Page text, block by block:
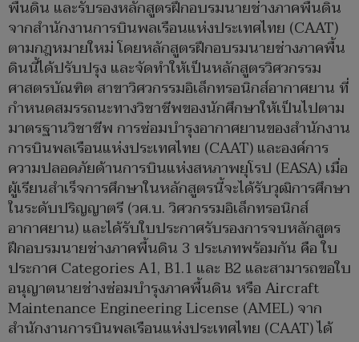
พื้นดิน และรับรองหลักสูตรฝึกอบรมนายช่างภาคพื้นดิน
จากสำนักงานการบินพลเรือนแห่งประเทศไทย (CAAT)
ตามกฎหมายใหม่ โดยหลักสูตรฝึกอบรมนายช่างภาคพื้น
ดินนี้ได้ปรับปรุง และจัดทำให้เป็นหลักสูตรวิศวกรรม
ศาสตรบัณฑิต สาขาวิศวกรรมอิเล็กทรอนิกส์อากาศยาน ที่
กำหนดสมรรถนะทางวิชาชีพของนักศึกษาให้เป็นไปตาม
มาตรฐานวิชาชีพ การซ่อมบำรุงอากาศยานของสำนักงาน
การบินพลเรือนแห่งประเทศไทย (CAAT) และองค์การ
ความปลอดภัยด้านการบินแห่งสหภาพยุโรป (EASA) เมื่อ
ผู้เรียนสำเร็จการศึกษาในหลักสูตรนี้จะได้รับวุฒิการศึกษา
ในระดับปริญญาตรี (วศ.บ. วิศวกรรมอิเล็กทรอนิกส์
อากาศยาน) และได้รับใบประกาศรับรองการจบหลักสูตร
ฝึกอบรมนายช่างภาคพื้นดิน 3 ประเภทพร้อมกัน คือ ใบ
ประกาศ Categories A1, B1.1 และ B2 และสามารถขอใบ
อนุญาตนายช่างซ่อมบำรุงภาคพื้นดิน หรือ Aircraft
Maintenance Engineering License (AMEL) จาก
สำนักงานการบินพลเรือนแห่งประเทศไทย (CAAT) ได้